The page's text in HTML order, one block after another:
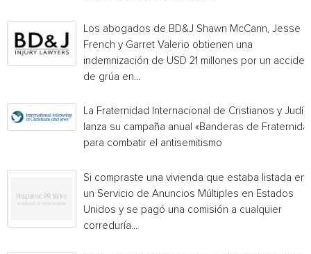
Los abogados de BD&J Shawn McCann, Jesse
French y Garret Valerio obtienen una
indemnización de USD 21 millones por un
de grúa en...
La Fraternidad Internacional de Cristianos y
lanza su campaña anual «Banderas de
para combatir el antisemitismo
Si compraste una vivienda que estaba listada en
un Servicio de Anuncios Múltiples en Estados
Unidos y se pagó una comisión a cualquier
correduría...